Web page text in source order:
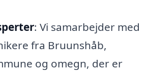
: Vi samarbejder med
fra Bruunshåb,
og omegn, der er